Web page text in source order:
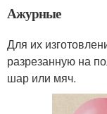
Ажурные
Для их
разрезанную на
шар или мяч.